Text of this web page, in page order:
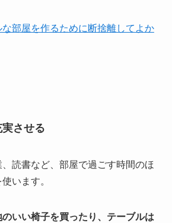
な部屋を作るために断捨離してよか
させる
読書など、部屋で過ごす時間のほ
います。
のいい椅子を買ったり、テーブルは